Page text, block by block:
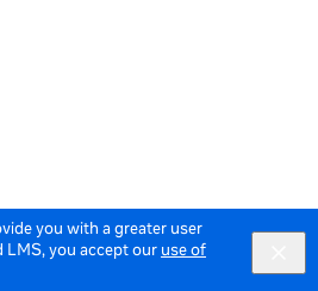
you with a greater user
LMS, you accept our use of